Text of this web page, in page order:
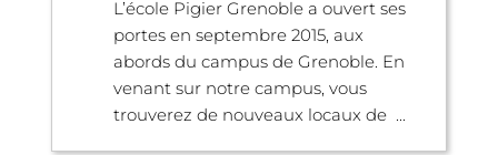
L’école Pigier Grenoble a ouvert ses
portes en septembre 2015, aux
abords du campus de Grenoble. En
venant sur notre campus, vous
trouverez de nouveaux locaux de ...